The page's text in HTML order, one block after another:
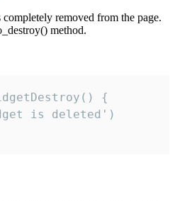
removed from the page.
method.
{
is deleted')